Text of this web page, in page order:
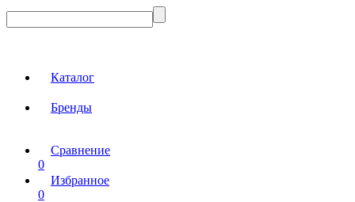
Каталог
Бренды
Сравнение
0
Избранное
0